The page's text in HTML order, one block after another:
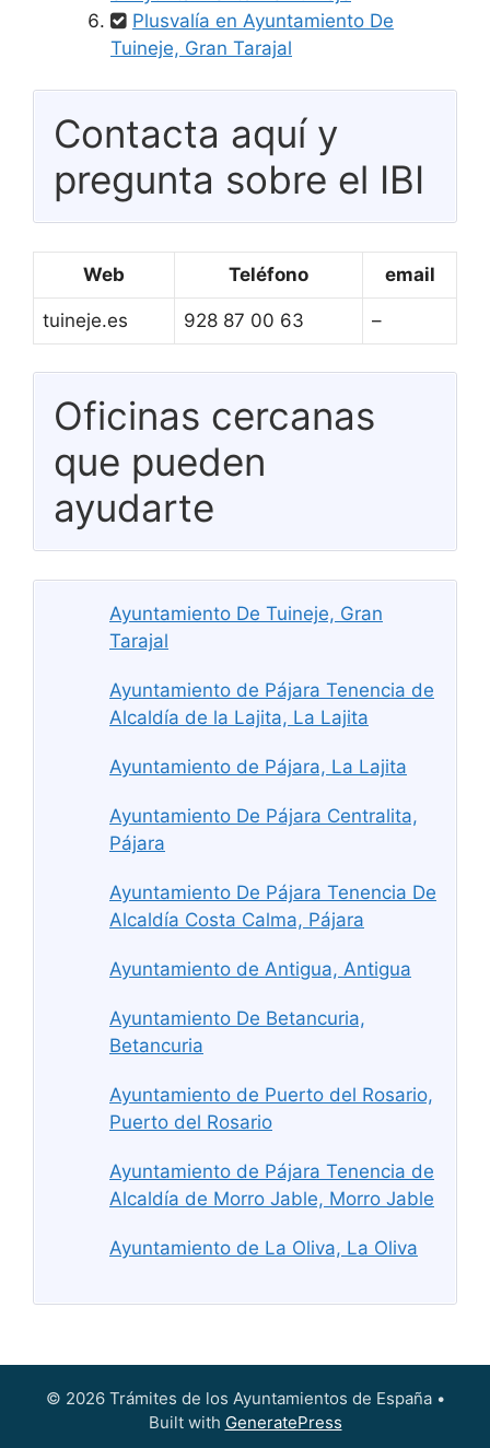
Plusvalía en Ayuntamiento De
Tuineje, Gran Tarajal
Contacta aquí y
pregunta sobre el IBI
Web Teléfono email
tuineje.es 928 87 00 63 –
Oficinas cercanas
que pueden
ayudarte
Ayuntamiento De Tuineje, Gran
Tarajal
Ayuntamiento de Pájara Tenencia de
Alcaldía de la Lajita, La Lajita
Ayuntamiento de Pájara, La Lajita
Ayuntamiento De Pájara Centralita,
Pájara
Ayuntamiento De Pájara Tenencia De
Alcaldía Costa Calma, Pájara
Ayuntamiento de Antigua, Antigua
Ayuntamiento De Betancuria,
Betancuria
Ayuntamiento de Puerto del Rosario,
Puerto del Rosario
Ayuntamiento de Pájara Tenencia de
Alcaldía de Morro Jable, Morro Jable
Ayuntamiento de La Oliva, La Oliva
© 2026 Trámites de los Ayuntamientos de España•
Built with GeneratePress